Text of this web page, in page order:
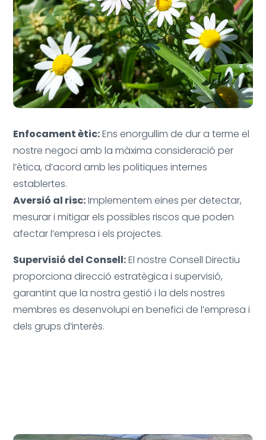
Enfocament ètic:Ens enorgullim de dur a terme el
nostre negoci amb la màxima consideració per
l’ètica, d’acord amb les politiques internes
establertes.
Aversió al risc:Implementem eines per detectar,
mesurar i mitigar els possibles riscos que poden
afectar l’empresa i els projectes.
Supervisió del Consell:El nostre Consell Directiu
proporciona direcció estratègica i supervisió,
garantint que la nostra gestió i la dels nostres
membres es desenvolupi en benefici de l’empresa i
dels grups d’interès.